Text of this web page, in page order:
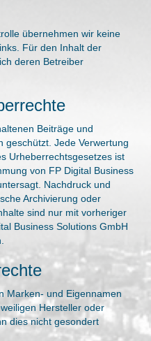
übernehmen wir keine
Für den Inhalt der
deren Betreiber
Beiträge und
geschützt. Jede Verwertung
Urheberrechtsgesetzes ist
von FP Digital Business
Nachdruck und
Archivierung oder
sind nur mit vorheriger
Business Solutions GmbH
Marken- und Eigennamen
Hersteller oder
dies nicht gesondert